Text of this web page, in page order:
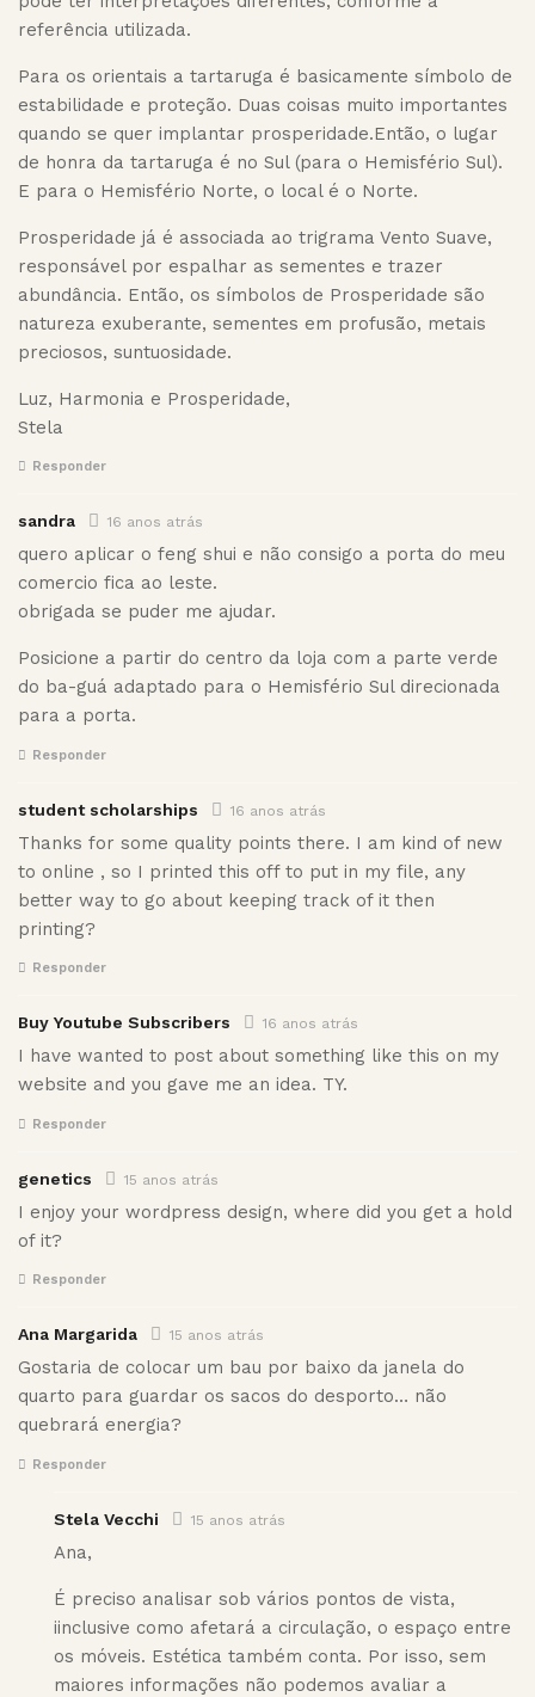
referência utilizada.
Para os orientais a tartaruga é basicamente símbolo de
estabilidade e proteção. Duas coisas muito importantes
quando se quer implantar prosperidade.Então, o lugar
de honra da tartaruga é no Sul (para o Hemisfério Sul).
E para o Hemisfério Norte, o local é o Norte.
Prosperidade já é associada ao trigrama Vento Suave,
responsável por espalhar as sementes e trazer
abundância. Então, os símbolos de Prosperidade são
natureza exuberante, sementes em profusão, metais
preciosos, suntuosidade.
Luz, Harmonia e Prosperidade,
Stela
Responder
sandra 16 anos atrás
quero aplicar o feng shui e não consigo a porta do meu
comercio fica ao leste.
obrigada se puder me ajudar.
Posicione a partir do centro da loja com a parte verde
do ba-guá adaptado para o Hemisfério Sul direcionada
para a porta.
Responder
student scholarships 16 anos atrás
Thanks for some quality points there. I am kind of new
to online , so I printed this off to put in my file, any
better way to go about keeping track of it then
printing?
Responder
Buy Youtube Subscribers 16 anos atrás
I have wanted to post about something like this on my
website and you gave me an idea. TY.
Responder
genetics 15 anos atrás
I enjoy your wordpress design, where did you get a hold
of it?
Responder
Ana Margarida 15 anos atrás
Gostaria de colocar um bau por baixo da janela do
quarto para guardar os sacos do desporto… não
quebrará energia?
Responder
Stela Vecchi 15 anos atrás
Ana,
É preciso analisar sob vários pontos de vista,
iinclusive como afetará a circulação, o espaço entre
os móveis. Estética também conta. Por isso, sem
maiores informações não podemos avaliar a